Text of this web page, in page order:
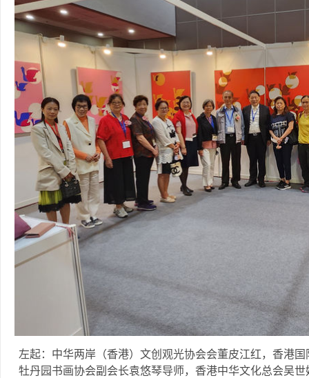
左起：中华两岸（香港）文创观光协会会董皮江红，香港
牡丹园书画协会副会长袁悠琴导师，香港中华文化总会吴